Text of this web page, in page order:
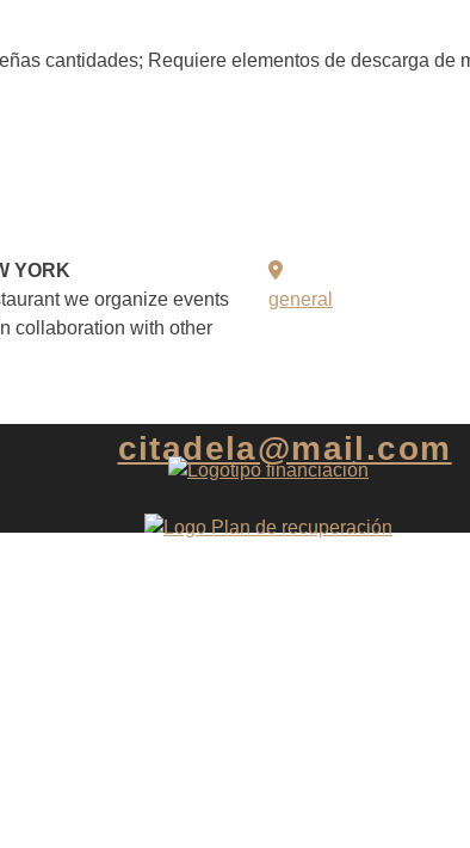
cantidades; Requiere elementos de descarga de
YORK
we organize events
collaboration with other
general
citadela@mail.com